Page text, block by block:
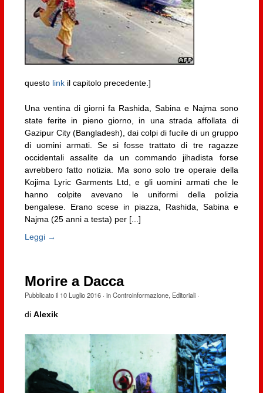
questo linkil capitolo precedente.]
Una ventina di giorni fa Rashida, Sabina e Najma sono
state ferite in pieno giorno, in una strada affollata di
Gazipur City (Bangladesh), dai colpi di fucile di un gruppo
di uomini armati. Se si fosse trattato di tre ragazze
occidentali assalite da un commando jihadista forse
avrebbero fatto notizia. Ma sono solo tre operaie della
Kojima Lyric Garments Ltd, e gli uomini armati che le
hanno colpite avevano le uniformi della polizia
bengalese. Erano scese in piazza, Rashida, Sabina e
Najma (25 anni a testa) per [...]
Leggi →
Morire a Dacca
Pubblicato il 10 Luglio 2016· inControinformazione, Editoriali·
di Alexik